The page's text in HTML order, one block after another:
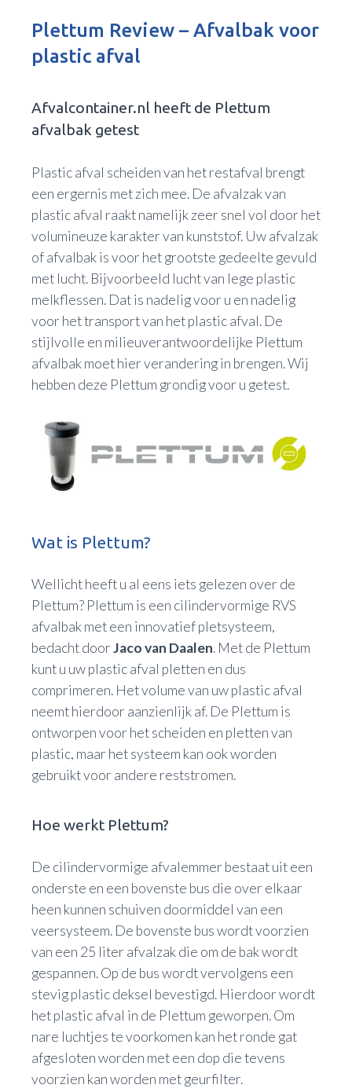
Plettum Review – Afvalbak voor
plastic afval
Afvalcontainer.nl heeft de Plettum
afvalbak getest
Plastic afval scheiden van het restafval brengt
een ergernis met zich mee. De afvalzak van
plastic afval raakt namelijk zeer snel vol door het
volumineuze karakter van kunststof. Uw afvalzak
of afvalbak is voor het grootste gedeelte gevuld
met lucht. Bijvoorbeeld lucht van lege plastic
melkflessen. Dat is nadelig voor u en nadelig
voor het transport van het plastic afval. De
stijlvolle en milieuverantwoordelijke Plettum
afvalbak moet hier verandering in brengen. Wij
hebben deze Plettum grondig voor u getest.
Wat is Plettum?
Wellicht heeft u al eens iets gelezen over de
Plettum? Plettum is een cilindervormige RVS
afvalbak met een innovatief pletsysteem,
bedacht doorJaco van Daalen. Met de Plettum
kunt u uw plastic afval pletten en dus
comprimeren. Het volume van uw plastic afval
neemt hierdoor aanzienlijk af. De Plettum is
ontworpen voor het scheiden en pletten van
plastic, maar het systeem kan ook worden
gebruikt voor andere reststromen.
Hoe werkt Plettum?
De cilindervormige afvalemmer bestaat uit een
onderste en een bovenste bus die over elkaar
heen kunnen schuiven doormiddel van een
veersysteem. De bovenste bus wordt voorzien
van een 25 liter afvalzak die om de bak wordt
gespannen. Op de bus wordt vervolgens een
stevig plastic deksel bevestigd. Hierdoor wordt
het plastic afval in de Plettum geworpen. Om
nare luchtjes te voorkomen kan het ronde gat
afgesloten worden met een dop die tevens
voorzien kan worden met geurfilter.